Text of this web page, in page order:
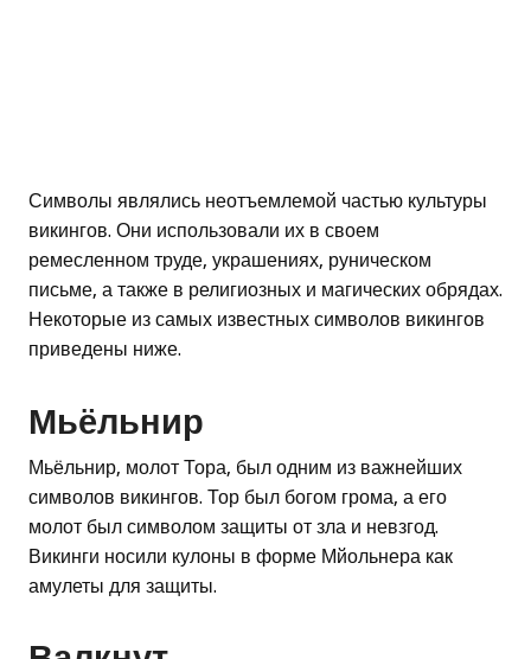
Символы являлись неотъемлемой частью культуры
викингов. Они использовали их в своем
ремесленном труде, украшениях, руническом
письме, а также в религиозных и магических обрядах.
Некоторые из самых известных символов викингов
приведены ниже.
Мьёльнир
Мьёльнир, молот Тора, был одним из важнейших
символов викингов. Тор был богом грома, а его
молот был символом защиты от зла и невзгод.
Викинги носили кулоны в форме Мйольнера как
амулеты для защиты.